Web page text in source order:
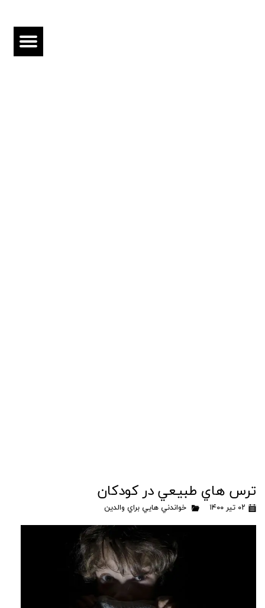
ترس هاي طبيعي در كودكان
۰۲ تیر ۱۴۰۰ خواندني هايي براي والدين